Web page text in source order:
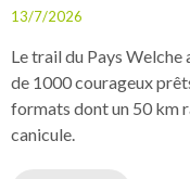
13/7/2026
Le trail du Pays
de 1000 courageux
formats dont un 50 km
canicule.